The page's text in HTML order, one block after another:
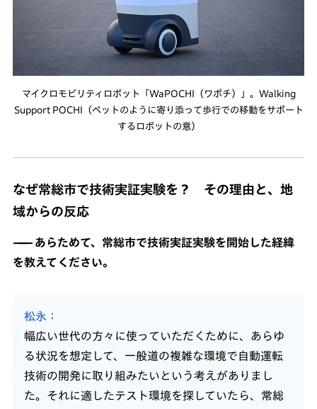
マイクロモビリティロボット「WaPOCHI（ワポチ）」。Walking
Support POCHI（ペットのように寄り添って歩行での移動をサポート
するロボットの意）
なぜ常総市で技術実証実験を？ その理由と、地
域からの反応
あらためて、常総市で技術実証実験を開始した経緯
を教えてください。
松永
幅広い世代の方々に使っていただくために、あらゆ
る状況を想定して、一般道の複雑な環境で自動運転
技術の開発に取り組みたいという考えがありまし
た。それに適したテスト環境を探していたら、常総